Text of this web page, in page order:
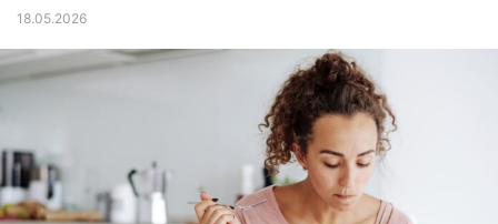
18.05.2026